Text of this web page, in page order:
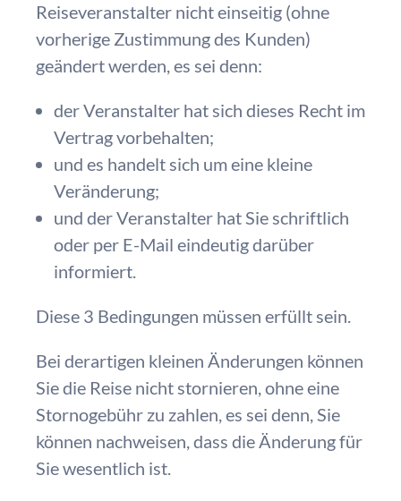
Reiseveranstalter nicht einseitig (ohne
vorherige Zustimmung des Kunden)
geändert werden, es sei denn:
der Veranstalter hat sich dieses Recht im
Vertrag vorbehalten;
und es handelt sich um eine kleine
Veränderung;
und der Veranstalter hat Sie schriftlich
oder per E-Mail eindeutig darüber
informiert.
Diese 3 Bedingungen müssen erfüllt sein.
Bei derartigen kleinen Änderungen können
Sie die Reise nicht stornieren, ohne eine
Stornogebühr zu zahlen, es sei denn, Sie
können nachweisen, dass die Änderung für
Sie wesentlich ist.